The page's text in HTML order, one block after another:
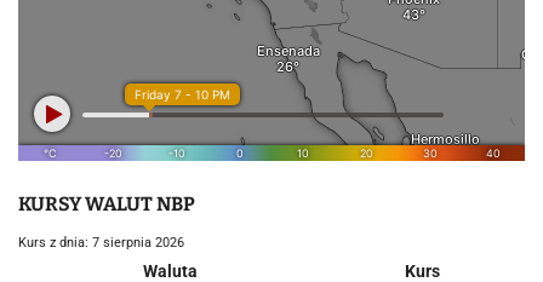
KURSY WALUT NBP
Kurs z dnia: 7 sierpnia 2026
Waluta
Kurs